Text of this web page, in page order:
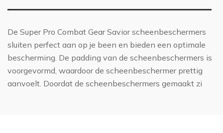
De Super Pro Combat Gear Savior scheenbeschermers
sluiten perfect aan op je been en bieden een optimale
bescherming. De padding van de scheenbeschermers is
voorgevormd, waardoor de scheenbeschermer prettig
aanvoelt. Doordat de scheenbeschermers gemaakt zi